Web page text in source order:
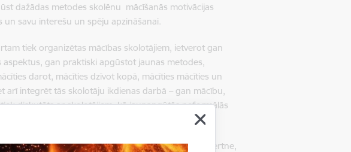
dažādas metodes skolēnu mācīšanās motivācijas
un savu interešu un spēju apzināšanai.
tiek organizētas mācības skolotājiem, ietverot gan
gan praktiski apgūstot jaunas metodes,
darot, mācīties dzīvot kopā, mācīties mācīties un
arī integrēt tās skolotāju ikdienas darbā – gan mācību,
diskutēts ar skolotājiem, kā jaunapgūtās neformālās
Dabūt savu vārdu atpakaļ, Domāšanas tvertne,